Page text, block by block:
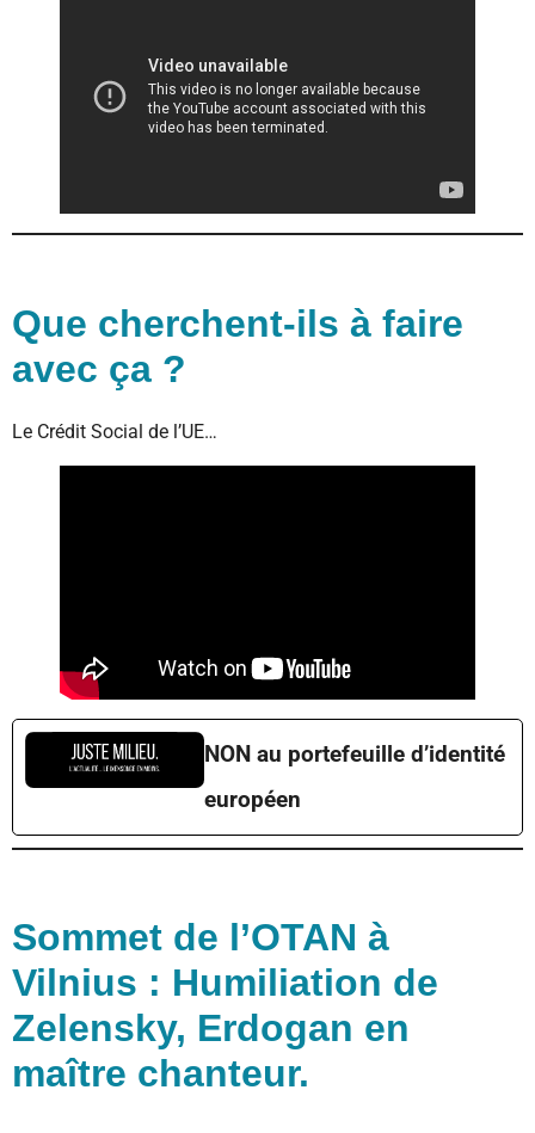
Que cherchent-ils à faire
avec ça ?
Le Crédit Social de l’UE…
NON au portefeuille d’identité
européen
Sommet de l’OTAN à
Vilnius : Humiliation de
Zelensky, Erdogan en
maître chanteur.